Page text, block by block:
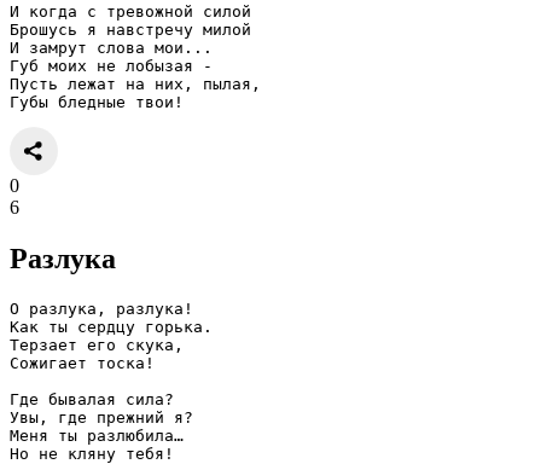
И когда с тревожной силой
Брошусь я навстречу милой
И замрут слова мои...
Губ моих не лобызая -
Пусть лежат на них, пылая,
Губы бледные твои!
0
6
Разлука
О разлука, разлука!
Как ты сердцу горька.
Терзает его скука,
Сожигает тоска!
Где бывалая сила?
Увы, где прежний я?
Меня ты разлюбила…
Но не кляну тебя!